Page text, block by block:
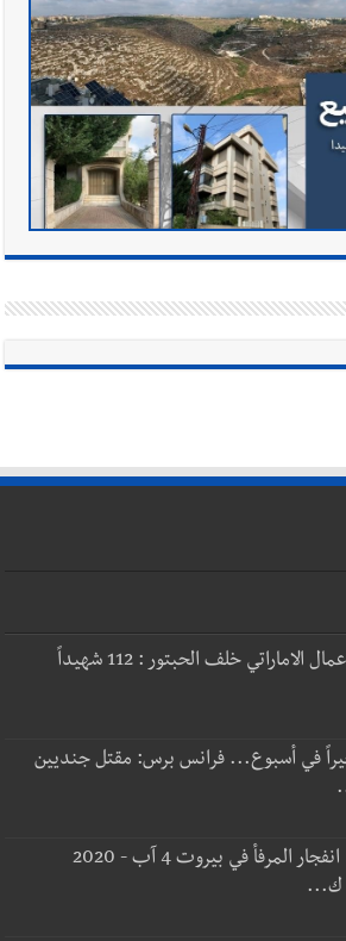
رجل الاعمال الاماراتي خلف الحبتور : 112 شهيداً
في أسبوع... فرانس برس: مقتل جنديين
بالصور: انفجار المرفأ في بيروت 4 آب - 2020
ك...